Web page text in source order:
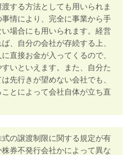
する方法としても用いられま
情により、完全に事業から手
場合にも用いられます。経営
、自分の会社が存続する上、
直接お金が入ってくるので、
いといえます。また、自分た
先行きが望めない会社でも、
とによって会社自体が立ち直
の譲渡制限に関する規定が有
券不発行会社かによって異な